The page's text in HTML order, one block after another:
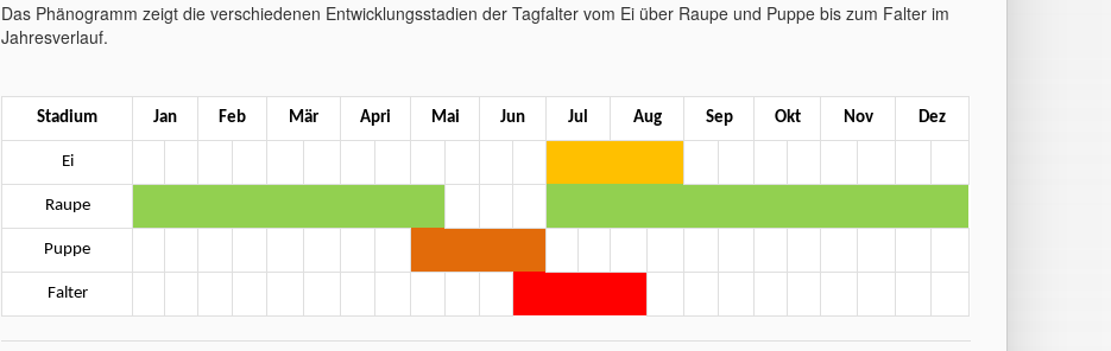
Das Phänogramm zeigt die verschiedenen Entwicklungsstadien der Tagfalter vom Ei über Raupe und Puppe bis zum Falter im
Jahresverlauf.
Stadium Jan Feb Mär Apri Mai Jun Jul Aug Sep Okt Nov Dez
Ei
Raupe
Puppe
Falter